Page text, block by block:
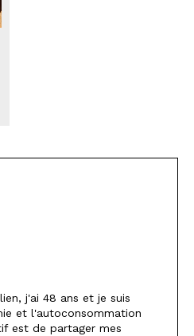
j'ai 48 ans et je suis
et l'autoconsommation
est de partager mes